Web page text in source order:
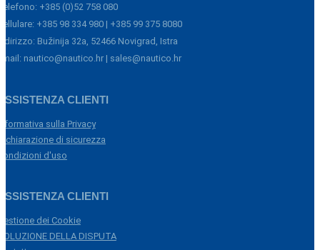
+385 (0)52 758 080
+385 98 334 980 | +385 99 375 8080
Bužinija 32a, 52466 Novigrad, Istra
nautico@nautico.hr | sales@nautico.hr
CLIENTI
sulla Privacy
di sicurezza
d'uso
CLIENTI
dei Cookie
DELLA DISPUTA